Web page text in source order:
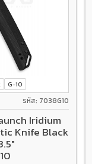
G-10
รหัส: 7038G10
Iridium
Knife Black